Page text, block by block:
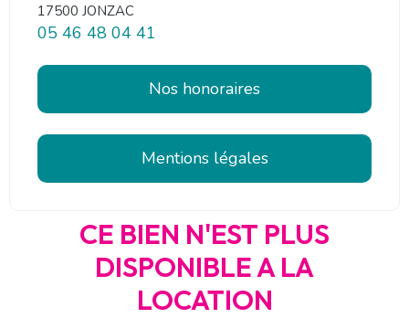
17500 JONZAC
05 46 48 04 41
Nos honoraires
Mentions légales
CE BIEN N'EST PLUS
DISPONIBLE A LA
LOCATION